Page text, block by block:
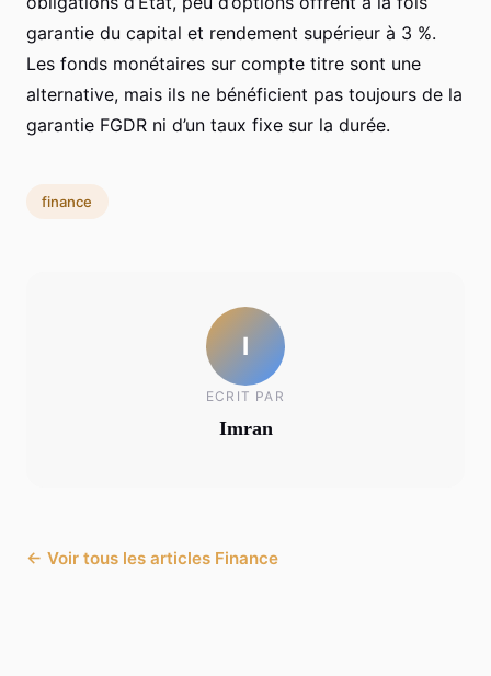
garantie du capital et rendement supérieur à 3 %.
Les fonds monétaires sur compte titre sont une
alternative, mais ils ne bénéficient pas toujours de la
garantie FGDR ni d’un taux fixe sur la durée.
finance
I
ECRIT PAR
Imran
← Voir tous les articles Finance